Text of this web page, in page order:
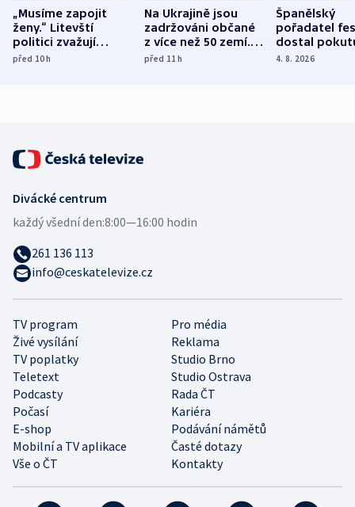
„Musíme zapojit
ženy.“ Litevští
politici zvažují
dohodu o
před 10h
Na Ukrajině jsou
zadržováni občané
z více než 50 zemí.
Bojovali na straně
před 11h
Španělský
pořadatel
dostal
nekalé
4. 8. 2026
TV program
Pro média
Živé vysílání
Reklama
TV poplatky
Studio Brno
Teletext
Studio Ostrava
Podcasty
Rada ČT
Počasí
Kariéra
E-shop
Podávání námětů
Mobilní a TV aplikace
Časté dotazy
Vše o ČT
Kontakty
Divácké centrum
každý všední den:8:00—16:00 hodin
261 136 113
info@ceskatelevize.cz